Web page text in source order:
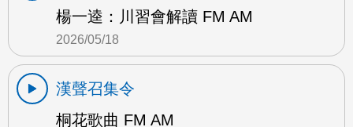
楊一逵：川習會解讀 FM AM
2026/05/18
漢聲召集令
桐花歌曲 FM AM